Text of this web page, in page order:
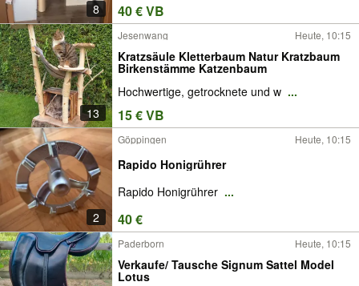
8 40 € VB
13
Jesenwang Heute, 10:15
Kratzsäule Kletterbaum Natur Kratzbaum
Birkenstämme Katzenbaum
Hochwertige, getrocknete und w ...
15 € VB
2
Göppingen Heute, 10:15
Rapido Honigrührer
Rapido Honigrührer ...
40 €
Paderborn Heute, 10:15
Verkaufe/ Tausche Signum Sattel Model
Lotus